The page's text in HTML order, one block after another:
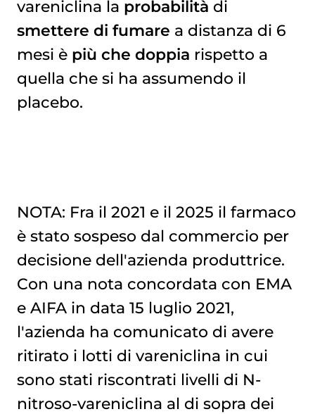
vareniclina la probabilità di
smettere di fumare a distanza di 6
mesi è più che doppia rispetto a
quella che si ha assumendo il
placebo.
NOTA: Fra il 2021 e il 2025 il farmaco
è stato sospeso dal commercio per
decisione dell'azienda produttrice.
Con una nota concordata con EMA
e AIFA in data 15 luglio 2021,
l'azienda ha comunicato di avere
ritirato i lotti di vareniclina in cui
sono stati riscontrati livelli di N-
nitroso-vareniclina al di sopra dei